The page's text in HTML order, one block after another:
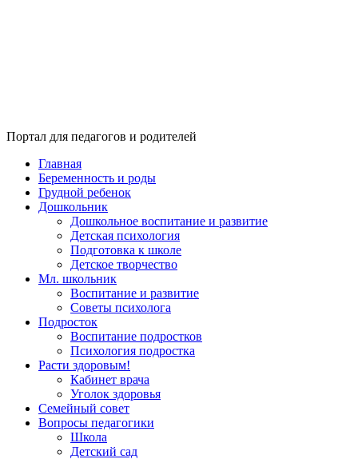
Портал для педагогов и родителей
Главная
Беременность и роды
Грудной ребенок
Дошкольник
Дошкольное воспитание и развитие
Детская психология
Подготовка к школе
Детское творчество
Мл. школьник
Воспитание и развитие
Советы психолога
Подросток
Воспитание подростков
Психология подростка
Расти здоровым!
Кабинет врача
Уголок здоровья
Семейный совет
Вопросы педагогики
Школа
Детский сад